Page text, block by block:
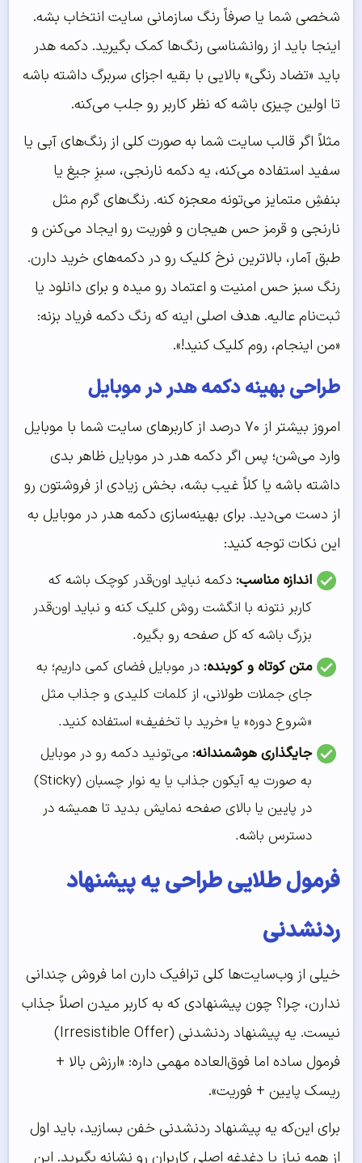
شخصی شما یا صرفاً رنگ سازمانی سایت انتخاب بشه.
اینجا باید از روانشناسی رنگ‌ها کمک بگیرید. دکمه هدر
باید «تضاد رنگی» بالایی با بقیه اجزای سربرگ داشته باشه
تا اولین چیزی باشه که نظر کاربر رو جلب می‌کنه.
مثلاً اگر قالب سایت شما به صورت کلی از رنگ‌های آبی یا
سفید استفاده می‌کنه، یه دکمه نارنجی، سبزِ جیغ یا
بنفشِ متمایز می‌تونه معجزه کنه. رنگ‌های گرم مثل
نارنجی و قرمز حس هیجان و فوریت رو ایجاد می‌کنن و
طبق آمار، بالاترین نرخ کلیک رو در دکمه‌های خرید دارن.
رنگ سبز حس امنیت و اعتماد رو میده و برای دانلود یا
ثبت‌نام عالیه. هدف اصلی اینه که رنگ دکمه فریاد بزنه:
«من اینجام، روم کلیک کنید!».
طراحی بهینه دکمه هدر در موبایل
امروز بیشتر از ۷۰ درصد از کاربرهای سایت شما با موبایل
وارد می‌شن؛ پس اگر دکمه هدر در موبایل ظاهر بدی
داشته باشه یا کلاً غیب بشه، بخش زیادی از فروشتون رو
از دست می‌دید. برای بهینه‌سازی دکمه هدر در موبایل به
این نکات توجه کنید:
اندازه مناسب: دکمه نباید اون‌قدر کوچک باشه که
کاربر نتونه با انگشت روش کلیک کنه و نباید اون‌قدر
بزرگ باشه که کل صفحه رو بگیره.
متن کوتاه و کوبنده: در موبایل فضای کمی داریم؛ به
جای جملات طولانی، از کلمات کلیدی و جذاب مثل
«شروع دوره» یا «خرید با تخفیف» استفاده کنید.
جایگذاری هوشمندانه: می‌تونید دکمه رو در موبایل
به صورت یه آیکون جذاب یا یه نوار چسبان (Sticky)
در پایین یا بالای صفحه نمایش بدید تا همیشه در
دسترس باشه.
فرمول طلایی طراحی یه پیشنهاد
ردنشدنی
خیلی از وب‌سایت‌ها کلی ترافیک دارن اما فروش چندانی
ندارن، چرا؟ چون پیشنهادی که به کاربر میدن اصلاً جذاب
نیست. یه پیشنهاد ردنشدنی (Irresistible Offer)
فرمول ساده اما فوق‌العاده مهمی داره: «ارزش بالا +
ریسک پایین + فوریت».
برای این‌که یه پیشنهاد ردنشدنی خفن بسازید، باید اول
از همه نیاز یا دغدغه اصلی کاربران رو نشانه بگیرید. این